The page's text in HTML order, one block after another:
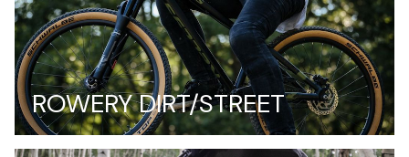
ROWERY DIRT/STREET